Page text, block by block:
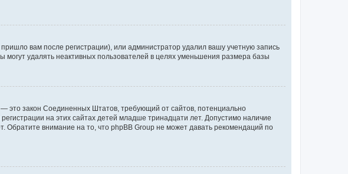
вам после регистрации), или администратор удалил вашу учетную запись
удалять неактивных пользователей в целях уменьшения размера базы
это закон Соединенных Штатов, требующий от сайтов, потенциально
на этих сайтах детей младше тринадцати лет. Допустимо наличие
внимание на то, что phpBB Group не может давать рекомендаций по